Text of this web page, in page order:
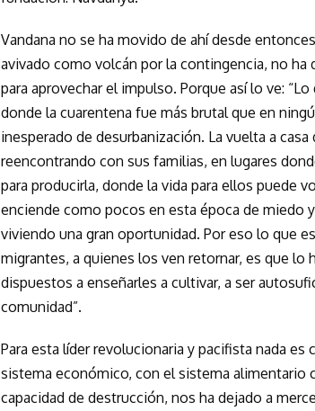
Vandana no se ha movido de ahí desde
avivado como volcán por la contingencia, no ha
para aprovechar el impulso. Porque así lo ve:
donde la cuarentena fue más brutal que en
inesperado de desurbanización. La vuelta a
reencontrando con sus familias, en lugares
para producirla, donde la vida para ellos puede
enciende como pocos en esta época de miedo
viviendo una gran oportunidad. Por eso lo que
migrantes, a quienes los ven retornar, es que lo
dispuestos a enseñarles a cultivar, a ser
comunidad”.
Para esta líder revolucionaria y pacifista nada es
sistema económico, con el sistema alimentario
capacidad de destrucción, nos ha dejado a